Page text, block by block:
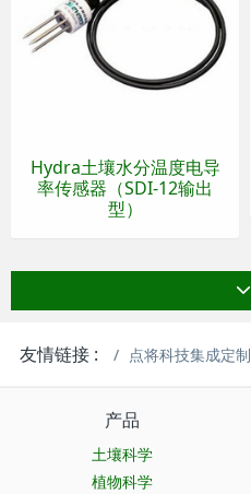
Hydra土壤水分温度电导
率传感器（SDI-12输出
型）
友情链接 : 点将科技集成定制
产品
土壤科学
植物科学